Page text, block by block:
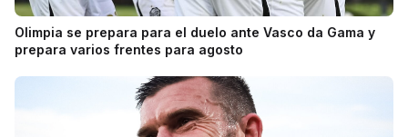
Olimpia se prepara para el duelo ante Vasco da Gama y
prepara varios frentes para agosto